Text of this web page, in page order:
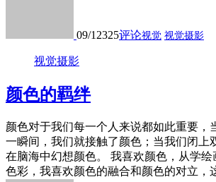
09/12325评论视觉 视觉摄影
视觉摄影
颜色的羁绊
颜色对于我们每一个人来说都如此重要，
一瞬间，我们就接触了颜色；当我们闭上
在脑海中幻想颜色。 我喜欢颜色，从学
色彩，我喜欢颜色的融合和颜色的对立，